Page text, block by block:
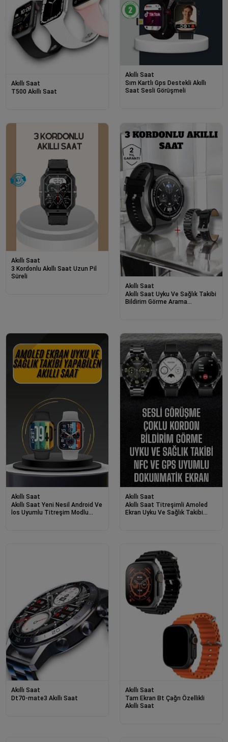
Akıllı Saat
T500 Akıllı Saat
Akıllı Saat
Sım Kartlı Gps Destekli Akıllı
Saat Sesli Görüşmeli
Akıllı Saat
3 Kordonlu Akıllı Saat Uzun Pil
Süreli
Akıllı Saat
Akıllı Saat Uyku Ve Sağlık Takibi
Bildirim Görme Arama
Akıllı Saat
Akıllı Saat Yeni Nesil Android Ve
İos Uyumlu Titreşim Modlu
Akıllı Saat
Akıllı Saat Titreşimli Amoled
Ekran Uyku Ve Sağlık Takibi
Akıllı Saat
Dt70-mate3 Akıllı Saat
Akıllı Saat
Tam Ekran Bt Çağrı Özellikli
Akıllı Saat